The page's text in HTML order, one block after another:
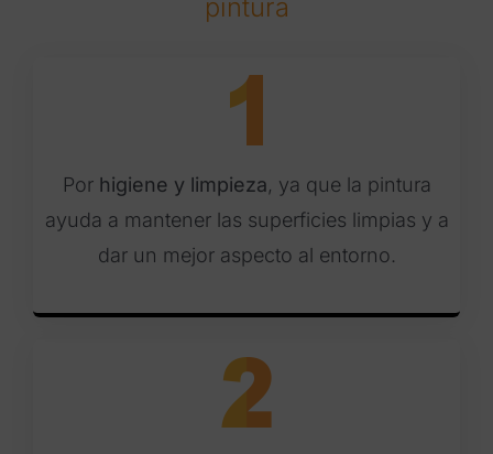
pintura
Por higiene y limpieza, ya que la pintura
ayuda a mantener las superficies limpias y a
dar un mejor aspecto al entorno.